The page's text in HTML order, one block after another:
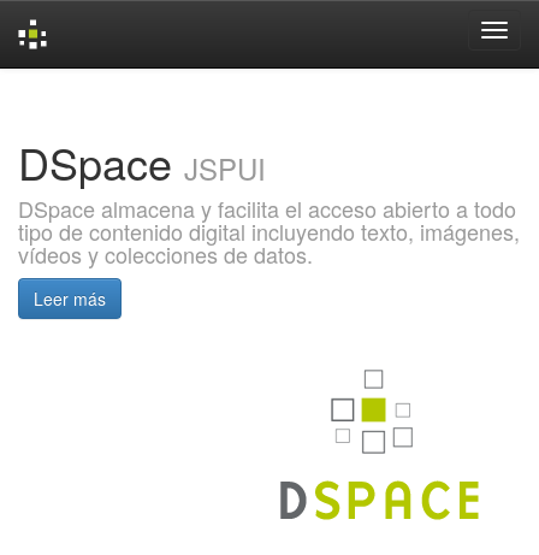
DSpace JSPUI
DSpace almacena y facilita el acceso abierto a todo
tipo de contenido digital incluyendo texto, imágenes,
vídeos y colecciones de datos.
Leer más